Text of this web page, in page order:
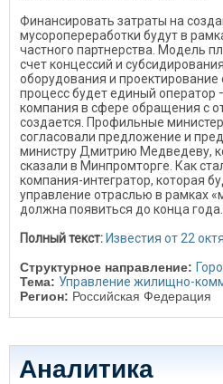
Финансировать затраты на
мусоропереработки будут в
частного партнерства. Модель
счет концессий и
оборудования и проектирование
процесс будет единый оператор
компания в сфере обращения с
создается. Профильные
согласовали предложение и
министру Дмитрию Медведеву,
сказали в Минпромторге. Как
компания-интегратор, которая
управление отраслью в рамках
должна появиться до конца года...
Полный текст: Известия от 22
Структурное направление:
Тема: Управление жилищно-
Регион: Российская Федерация
Аналитика